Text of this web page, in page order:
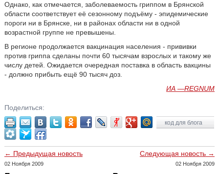
Однако, как отмечается, заболеваемость гриппом в Брянской
области соответствует её сезонному подъёму - эпидемические
пороги ни в Брянске, ни в районах области ни в одной
возрастной группе не превышены.
В регионе продолжается вакцинация населения - прививки
против гриппа сделаны почти 60 тысячам взрослых и такому же
числу детей. Ожидается очередная поставка в область вакцины
- должно прибыть ещё 90 тысяч доз.
ИА —REGNUM
Поделиться:
код для блога
← Предыдущая новость
02 Ноября 2009
Следующая новость →
02 Ноября 2009